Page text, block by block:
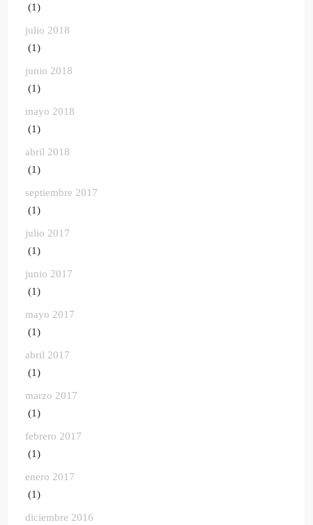
(1)
julio 2018
(1)
junio 2018
(1)
mayo 2018
(1)
abril 2018
(1)
septiembre 2017
(1)
julio 2017
(1)
junio 2017
(1)
mayo 2017
(1)
abril 2017
(1)
marzo 2017
(1)
febrero 2017
(1)
enero 2017
(1)
diciembre 2016